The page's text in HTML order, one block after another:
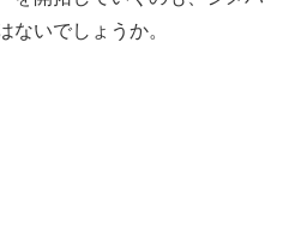
ないでしょうか。